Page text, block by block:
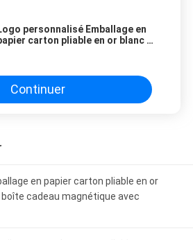
personnalisé Emballage en
carton pliable en or blanc /
Continuer
en papier carton pliable en or
cadeau magnétique avec